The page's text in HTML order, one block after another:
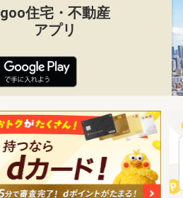
goo住宅・不動産
アプリ